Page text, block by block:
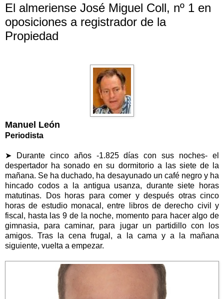
El almeriense José Miguel Coll, nº 1 en
oposiciones a registrador de la
Propiedad
Manuel León
Periodista
➤ Durante cinco años -1.825 días con sus noches- el
despertador ha sonado en su dormitorio a las siete de la
mañana. Se ha duchado, ha desayunado un café negro y ha
hincado codos a la antigua usanza, durante siete horas
matutinas. Dos horas para comer y después otras cinco
horas de estudio monacal, entre libros de derecho civil y
fiscal, hasta las 9 de la noche, momento para hacer algo de
gimnasia, para caminar, para jugar un partidillo con los
amigos. Tras la cena frugal, a la cama y a la mañana
siguiente, vuelta a empezar.